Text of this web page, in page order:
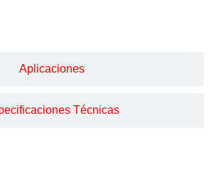
Aplicaciones
Técnicas